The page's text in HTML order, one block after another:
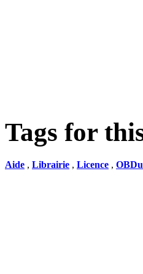
Tags for
Aide , Librairie , Licence ,